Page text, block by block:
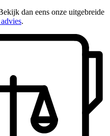
dan eens onze uitgebreide
.